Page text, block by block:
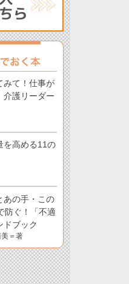
みて！仕事が
護リーダー
を高める11の
あの手・この
ぐ！「不適
ドブック
＝著